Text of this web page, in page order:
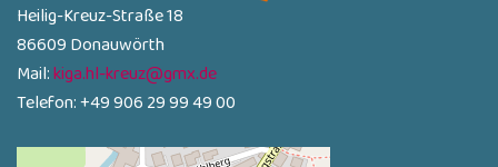
Heilig-Kreuz-Straße 18
86609 Donauwörth
Mail:kiga.hl-kreuz@gmx.de
Telefon: +49 906 29 99 49 00